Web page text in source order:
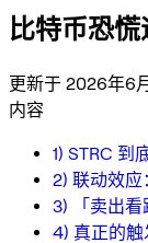
比特币恐慌
更新于 2026年6
内容
1) STRC 到
2) 联动效
3) 「卖出看
4) 真正的触